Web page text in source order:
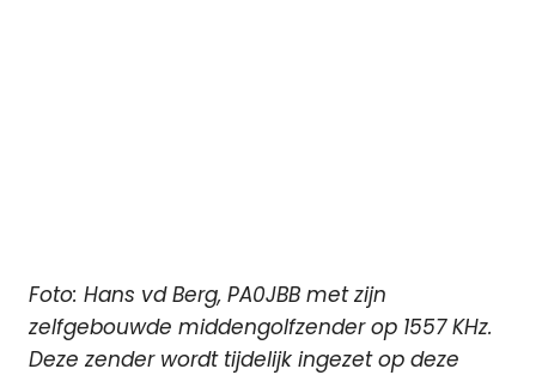
Foto: Hans vd Berg, PA0JBB met zijn
zelfgebouwde middengolfzender op 1557 KHz.
Deze zender wordt tijdelijk ingezet op deze